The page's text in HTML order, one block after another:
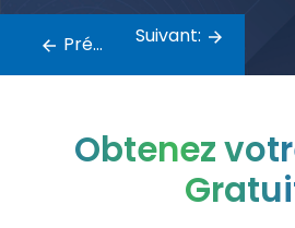
de
l’article
Précédent: Suivant:
Obtenez